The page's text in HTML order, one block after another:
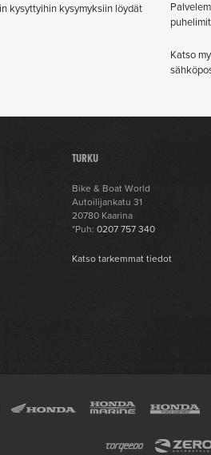
kysyttyihin kysymyksiin löydät
Katso
TURKU
Bike & Boat World
Autoilijankatu 31
20780 Kaarina
*Puh:0207 757 340
Katso tarkemmat tiedot